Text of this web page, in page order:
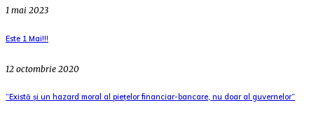
1 mai 2023
Este 1 Mai!!!
12 octombrie 2020
“Există și un hazard moral al piețelor financiar-bancare, nu doar al guvernelor”